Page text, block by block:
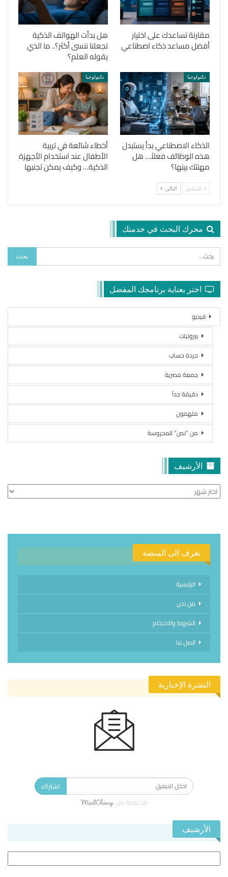
مقارنة تساعدك على اختيار
أفضل مساعد ذكاء اصطناعي
هل بدأت الهواتف الذكية
تجعلنا ننسى أكثر؟.. ما الذي
يقوله العلم؟
تكنولوجيا
الذكاء الاصطناعي بدأ يستبدل
هذه الوظائف فعلاً… هل
مهنتك بينها؟
تكنولوجيا
أخطاء شائعة في تربية
الأطفال عند استخدام الأجهزة
الذكية… وكيف يمكن تجنبها
السابق التالي
محرك البحث في خدمتك
اختر بعناية برنامجك المفضل
فيديو
بيروتيات
جردة حساب
جمعة مصرية
دقيقة جداً
ملهمون
من “نص” المحروسة
الأرشيف
الأرشيف
تعرف الى المنصة
الرئيسية
من نحن
الشروط والاحكام
اتصل بنا
النشرة الإخبارية
اشتراك
مدعومة من
الأرشيف